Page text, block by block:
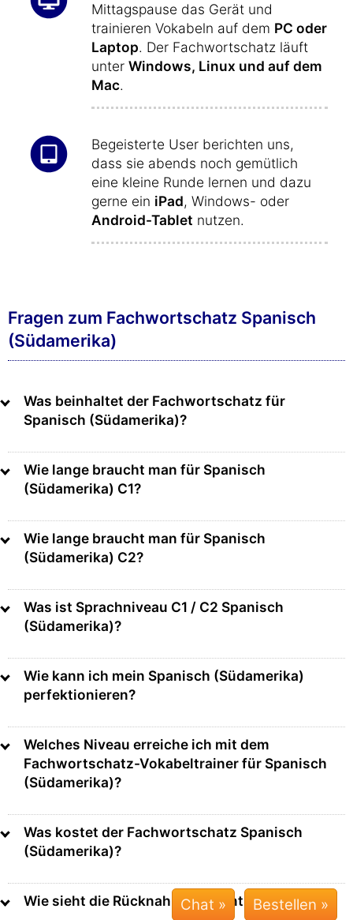
Mittagspause das Gerät und
trainieren Vokabeln auf dem PC oder
Laptop. Der Fachwortschatz läuft
unter Windows, Linux und auf dem
Mac.
Begeisterte User berichten uns,
dass sie abends noch gemütlich
eine kleine Runde lernen und dazu
gerne ein iPad, Windows- oder
Android-Tablet nutzen.
Fragen zum Fachwortschatz Spanisch
(Südamerika)
Was beinhaltet der Fachwortschatz für
Spanisch (Südamerika)?
Wie lange braucht man für Spanisch
(Südamerika) C1?
Wie lange braucht man für Spanisch
(Südamerika) C2?
Was ist Sprachniveau C1 / C2 Spanisch
(Südamerika)?
Wie kann ich mein Spanisch (Südamerika)
perfektionieren?
Welches Niveau erreiche ich mit dem
Fachwortschatz-Vokabeltrainer für Spanisch
(Südamerika)?
Was kostet der Fachwortschatz Spanisch
(Südamerika)?
Wie sieht die Rücknahme-Garantie aus?
Chat »